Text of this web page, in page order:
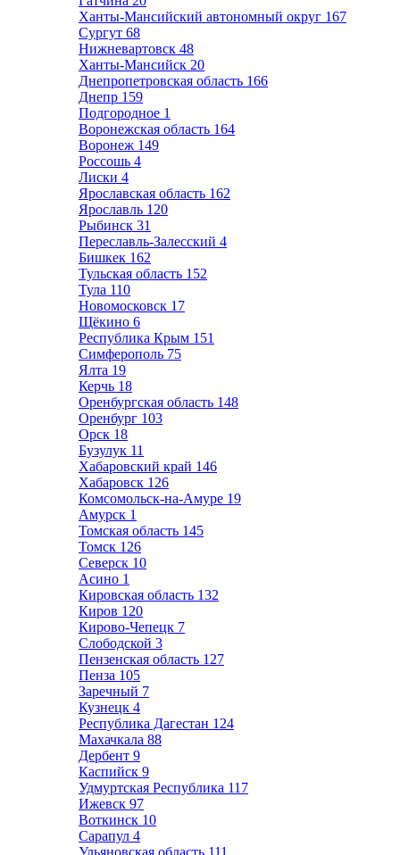
Ханты-Мансийский автономный округ 167
Сургут 68
Нижневартовск 48
Ханты-Мансийск 20
Днепропетровская область 166
Днепр 159
Подгородное 1
Воронежская область 164
Воронеж 149
Россошь 4
Лиски 4
Ярославская область 162
Ярославль 120
Рыбинск 31
Переславль-Залесский 4
Бишкек 162
Тульская область 152
Тула 110
Новомосковск 17
Щёкино 6
Республика Крым 151
Симферополь 75
Ялта 19
Керчь 18
Оренбургская область 148
Оренбург 103
Орск 18
Бузулук 11
Хабаровский край 146
Хабаровск 126
Комсомольск-на-Амуре 19
Амурск 1
Томская область 145
Томск 126
Северск 10
Асино 1
Кировская область 132
Киров 120
Кирово-Чепецк 7
Слободской 3
Пензенская область 127
Пенза 105
Заречный 7
Кузнецк 4
Республика Дагестан 124
Махачкала 88
Дербент 9
Каспийск 9
Удмуртская Республика 117
Ижевск 97
Воткинск 10
Сарапул 4
Ульяновская область 111